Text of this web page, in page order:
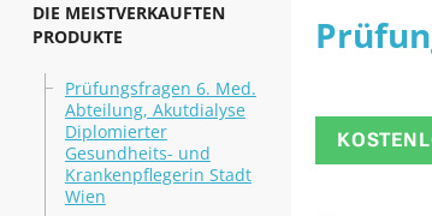
DIE MEISTVERKAUFTEN
PRODUKTE
Prüfungsfragen 6. Med.
Abteilung, Akutdialyse
Diplomierter
Gesundheits- und
Krankenpflegerin Stadt
Wien